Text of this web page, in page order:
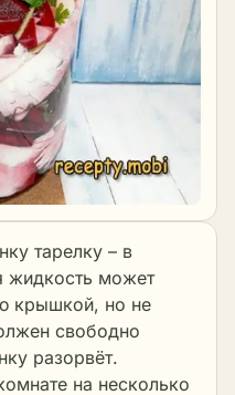
тарелку – в
жидкость может
крышкой, но не
свободно
разорвёт.
на несколько